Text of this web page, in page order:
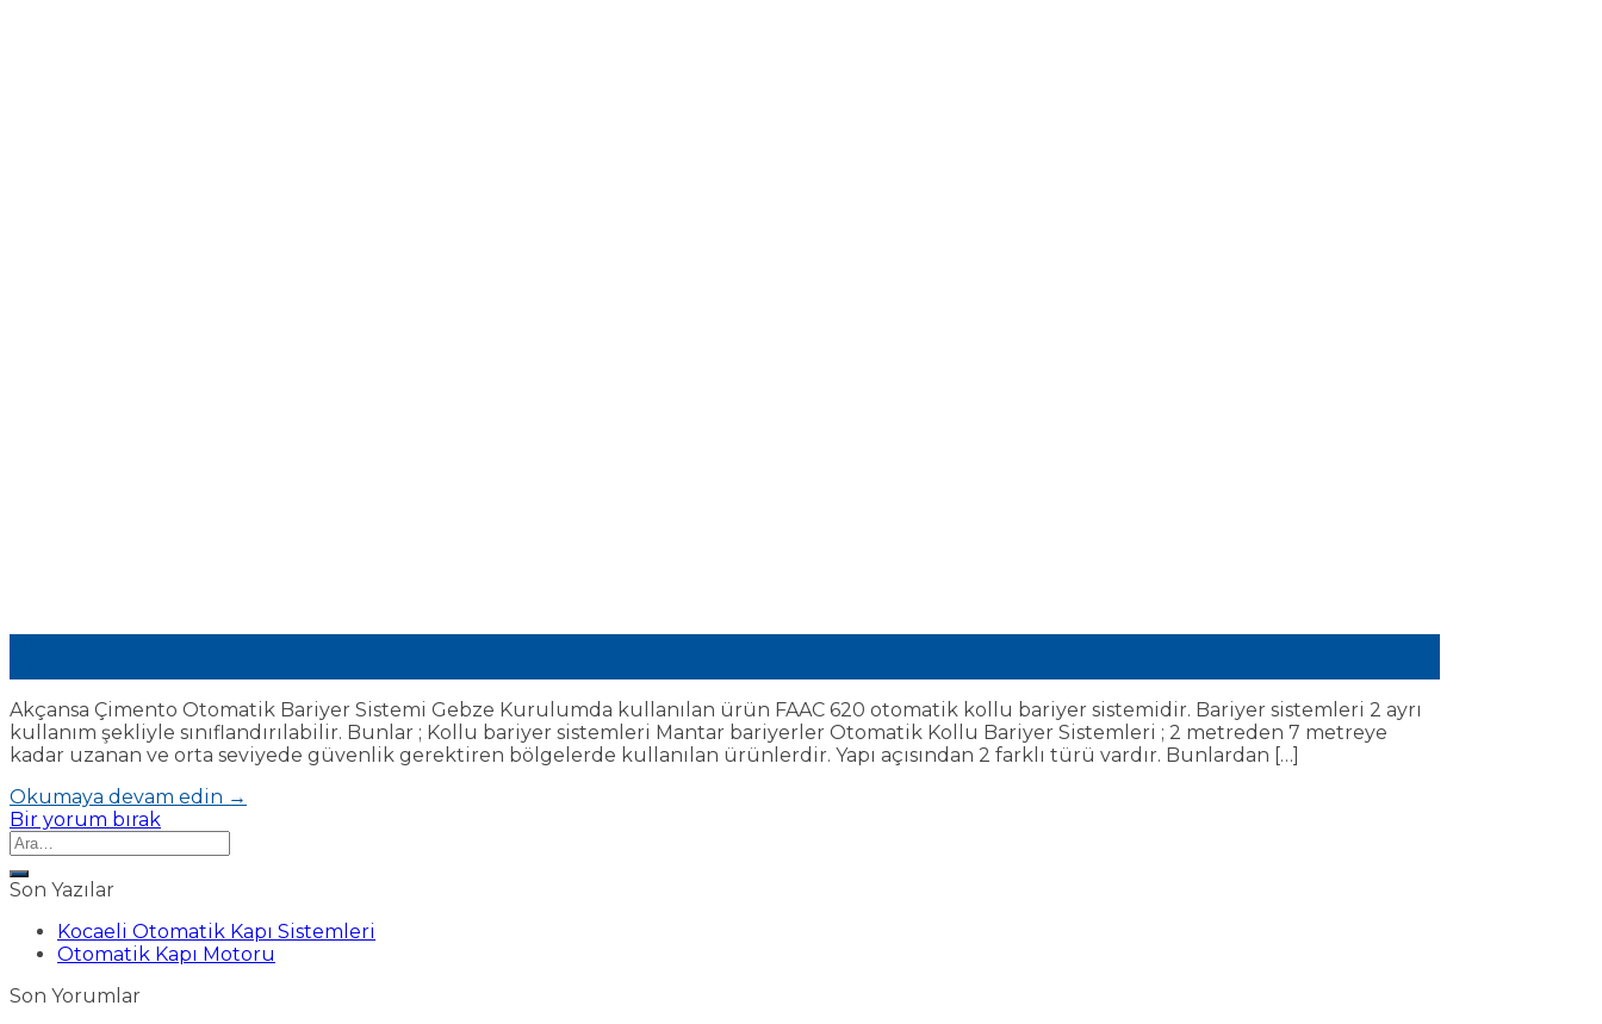
Akçansa Çimento Otomatik Bariyer Sistemi Gebze Kurulumda kullanılan ürün FAAC 620 otomatik kollu bariyer sistemidir. Bariyer sistemleri 2 ayrı
kullanım şekliyle sınıflandırılabilir. Bunlar ; Kollu bariyer sistemleri Mantar bariyerler Otomatik Kollu Bariyer Sistemleri ; 2 metreden 7 metreye
kadar uzanan ve orta seviyede güvenlik gerektiren bölgelerde kullanılan ürünlerdir. Yapı açısından 2 farklı türü vardır. Bunlardan […]
Okumaya devam edin →
Bir yorum bırak
Son Yazılar
Kocaeli Otomatik Kapı Sistemleri
Otomatik Kapı Motoru
Son Yorumlar